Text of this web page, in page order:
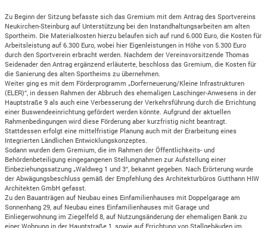
Zu Beginn der Sitzung befasste sich das Gremium mit dem Antrag des Sportvereins
Neukirchen-Steinburg auf Unterstützung bei den Instandhaltungsarbeiten am alten
Sportheim. Die Materialkosten hierzu belaufen sich auf rund 6.000 Euro, die Kosten für
Arbeitsleistung auf 6.300 Euro, wobei hier Eigenleistungen in Höhe von 5.300 Euro
durch den Sportverein erbracht werden. Nachdem der Vereinsvorsitzende Thomas
Seidenader den Antrag ergänzend erläuterte, beschloss das Gremium, die Kosten für
die Sanierung des alten Sportheims zu übernehmen.
Weiter ging es mit dem Förderprogramm „Dorferneuerung/Kleine Infrastrukturen
(ELER)“, in dessen Rahmen der Abbruch des ehemaligen Laschinger-Anwesens in der
Hauptstraße 9 als auch eine Verbesserung der Verkehrsführung durch die Errichtung
einer Buswendeeinrichtung gefördert werden könnte. Aufgrund der aktuellen
Rahmenbedingungen wird diese Förderung aber kurzfristig nicht beantragt.
Stattdessen erfolgt eine mittelfristige Planung auch mit der Erarbeitung eines
Integrierten Ländlichen Entwicklungskonzeptes.
Sodann wurden dem Gremium, die im Rahmen der Öffentlichkeits- und
Behördenbeteiligung eingegangenen Stellungnahmen zur Aufstellung einer
Einbeziehungssatzung „Waldweg 1 und 3“, bekannt gegeben. Nach Erörterung wurde
der Abwägungsbeschluss gemäß der Empfehlung des Architekturbüros Gutthann HIW
Architekten GmbH gefasst.
Zu den Bauanträgen auf Neubau eines Einfamilienhauses mit Doppelgarage am
Sonnenhang 29, auf Neubau eines Einfamilienhauses mit Garage und
Einliegerwohnung im Ziegelfeld 8, auf Nutzungsänderung der ehemaligen Bank zu
einer Wohnung in der Hauptstraße 1, sowie auf Errichtung von Stallgebäuden im